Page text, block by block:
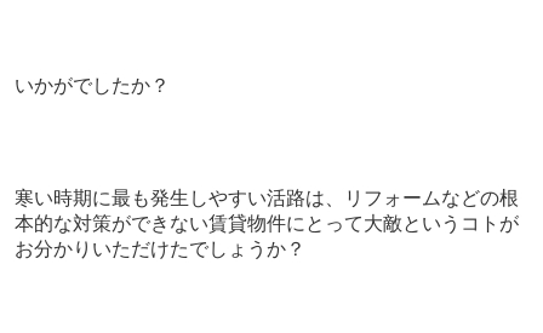
いかがでしたか？
寒い時期に最も発生しやすい活路は、リフォームなどの根
本的な対策ができない賃貸物件にとって大敵というコトが
お分かりいただけたでしょうか？